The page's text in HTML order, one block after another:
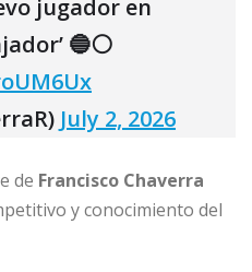
jugador en
🔵⚪️
July 2, 2026
de Francisco Chaverra
y conocimiento del